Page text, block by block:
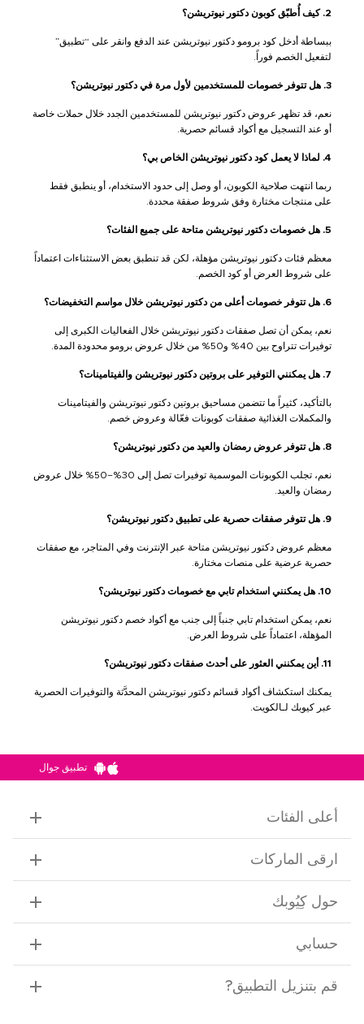
2. كيف أُطبّق كوبون دكتور نيوتريشن؟
ببساطة أدخل كود برومو دكتور نيوتريشن عند الدفع وانقر على “تطبيق”
لتفعيل الخصم فوراً.
3. هل تتوفر خصومات للمستخدمين لأول مرة في دكتور نيوتريشن؟
نعم، قد تظهر عروض دكتور نيوتريشن للمستخدمين الجدد خلال حملات خاصة
أو عند التسجيل مع أكواد قسائم حصرية.
4. لماذا لا يعمل كود دكتور نيوتريشن الخاص بي؟
ربما انتهت صلاحية الكوبون، أو وصل إلى حدود الاستخدام، أو ينطبق فقط
على منتجات مختارة وفق شروط صفقة محددة.
5. هل خصومات دكتور نيوتريشن متاحة على جميع الفئات؟
معظم فئات دكتور نيوتريشن مؤهلة، لكن قد تنطبق بعض الاستثناءات اعتماداً
على شروط العرض أو كود الخصم.
6. هل تتوفر خصومات أعلى من دكتور نيوتريشن خلال مواسم التخفيضات؟
نعم، يمكن أن تصل صفقات دكتور نيوتريشن خلال الفعاليات الكبرى إلى
توفيرات تتراوح بين 40% و50% من خلال عروض برومو محدودة المدة.
7. هل يمكنني التوفير على بروتين دكتور نيوتريشن والفيتامينات؟
بالتأكيد، كثيراً ما تتضمن مساحيق بروتين دكتور نيوتريشن والفيتامينات
والمكملات الغذائية صفقات كوبونات فعّالة وعروض خصم.
8. هل تتوفر عروض رمضان والعيد من دكتور نيوتريشن؟
نعم، تجلب الكوبونات الموسمية توفيرات تصل إلى 30%–50% خلال عروض
رمضان والعيد.
9. هل تتوفر صفقات حصرية على تطبيق دكتور نيوتريشن؟
معظم عروض دكتور نيوتريشن متاحة عبر الإنترنت وفي المتاجر، مع صفقات
حصرية عرضية على منصات مختارة.
10. هل يمكنني استخدام تابي مع خصومات دكتور نيوتريشن؟
نعم، يمكن استخدام تابي جنباً إلى جنب مع أكواد خصم دكتور نيوتريشن
المؤهلة، اعتماداً على شروط العرض.
11. أين يمكنني العثور على أحدث صفقات دكتور نيوتريشن؟
يمكنك استكشاف أكواد قسائم دكتور نيوتريشن المحدَّثة والتوفيرات الحصرية
عبر كيوبك لـالكويت.
تطبيق جوال
أعلى الفئات
ارقى الماركات
حول كِيُوبك
حسابي
قم بتنزيل التطبيق?